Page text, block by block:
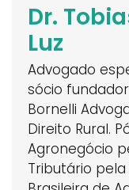
Dr.
Luz
Advogado
sócio
Bornelli
Direito Rural.
Agronegócio
Tributário pela